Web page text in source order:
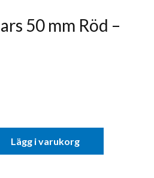
50 mm Röd –
Lägg i varukorg